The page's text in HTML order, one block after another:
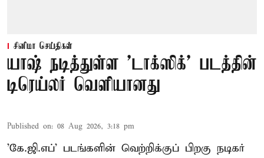
சினிமா செய்திகள்
யாஷ் நடித்துள்ள 'டாக்‌ஸிக்' படத்தின்
டிரெய்லர் வெளியானது
Published on: 08 Aug 2026, 3:18 pm
'கே.ஜி.எப்' படங்களின் வெற்றிக்குப் பிறகு நடிகர்